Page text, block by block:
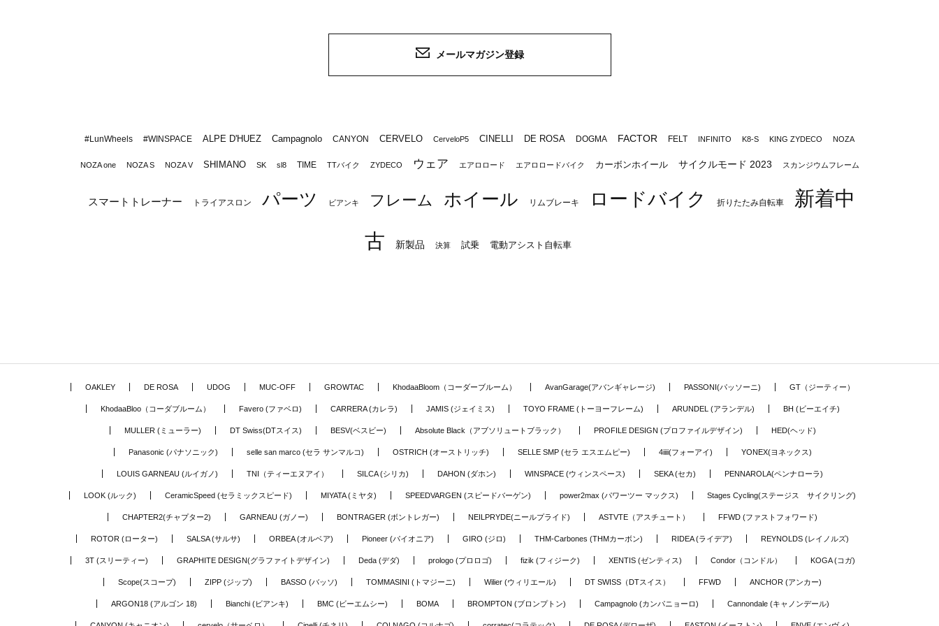
メールマガジン登録
#LunWheels #WINSPACE ALPE D'HUEZ Campagnolo CANYON CERVELO CerveloP5 CINELLI DE ROSA DOGMA FACTOR FELT INFINITO K8-S KING ZYDECO NOZA
NOZA one NOZA S NOZA V SHIMANO SK sl8 TIME TTバイク ZYDECO ウェア エアロロード エアロロードバイク カーボンホイール サイクルモード 2023 スカンジウムフレーム
スマートトレーナー トライアスロン パーツ ビアンキ フレーム ホイール リムブレーキ ロードバイク 折りたたみ自転車
新着中
古
新製品 決算 試乗 電動アシスト自転車
OAKLEY DE ROSA UDOG MUC-OFF GROWTAC KhodaaBloom（コーダーブルーム） AvanGarage(アバンギャレージ) PASSONI(パッソーニ) GT（ジーティー）
KhodaaBloo（コーダブルーム） Favero (ファベロ) CARRERA (カレラ) JAMIS (ジェイミス) TOYO FRAME (トーヨーフレーム) ARUNDEL (アランデル) BH (ビーエイチ)
MULLER (ミューラー) DT Swiss(DTスイス) BESV(ベスビー) Absolute Black（アブソリュートブラック） PROFILE DESIGN (プロファイルデザイン) HED(ヘッド)
Panasonic (パナソニック) selle san marco (セラ サンマルコ) OSTRICH (オーストリッチ) SELLE SMP (セラ エスエムピー) 4iiii(フォーアイ) YONEX(ヨネックス)
LOUIS GARNEAU (ルイガノ) TNI（ティーエヌアイ） SILCA (シリカ) DAHON (ダホン) WINSPACE (ウィンスペース) SEKA (セカ) PENNAROLA(ペンナローラ)
LOOK (ルック) CeramicSpeed (セラミックスピード) MIYATA (ミヤタ) SPEEDVARGEN (スピードバーゲン) power2max (パワーツー マックス) Stages Cycling(ステージス サイクリング)
CHAPTER2(チャプター2) GARNEAU (ガノー) BONTRAGER (ボントレガー) NEILPRYDE(ニールプライド) ASTVTE（アスチュート） FFWD (ファストフォワード)
ROTOR (ローター) SALSA (サルサ) ORBEA (オルベア) Pioneer (パイオニア) GIRO (ジロ) THM-Carbones (THMカーボン) RIDEA (ライデア) REYNOLDS (レイノルズ)
3T (スリーティー) GRAPHITE DESIGN(グラファイトデザイン) Deda (デダ) prologo (プロロゴ) fizik (フィジーク) XENTIS (ゼンティス) Condor（コンドル） KOGA (コガ)
Scope(スコープ) ZIPP (ジップ) BASSO (バッソ) TOMMASINI (トマジーニ) Wilier (ウィリエール) DT SWISS（DTスイス） FFWD ANCHOR (アンカー)
ARGON18 (アルゴン 18) Bianchi (ビアンキ) BMC (ビーエムシー) BOMA BROMPTON (ブロンプトン) Campagnolo (カンパニョーロ) Cannondale (キャノンデール)